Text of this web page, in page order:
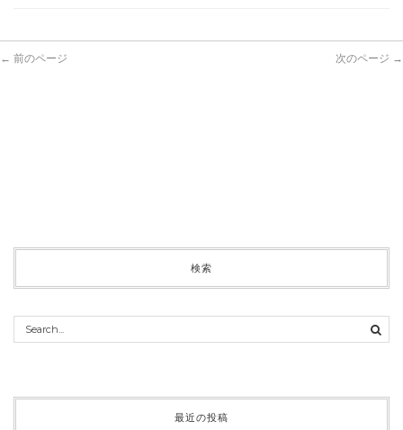
← 前のページ 次のページ →
検索
最近の投稿